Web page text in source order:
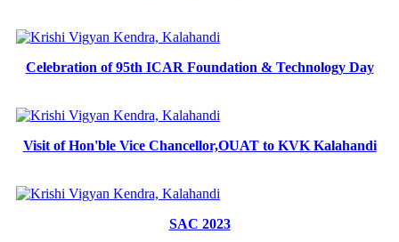
Celebration of 95th ICAR Foundation & Technology Day
Visit of Hon'ble Vice Chancellor,OUAT to KVK Kalahandi
SAC 2023